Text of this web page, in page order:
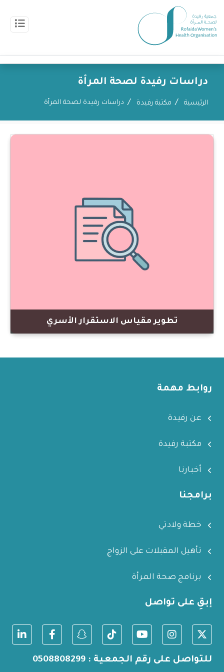
دراسات رفيدة لصحة المرأة
الرئيسية مكتبة رفيدة دراسات رفيدة لصحة المرأة
تطوير مقياس الاستقرار الأسري
عرض المحتوى
روابط مهمة
عن رفيدة
مكتبة رفيدة
أخبارنا
برامجنا
خطة ولادتي
تأهيل المقبلات على الزواج
برنامج صحة المرأة
إبقِ على تواصل
للتواصل على رقم الجمعية : 0508808299